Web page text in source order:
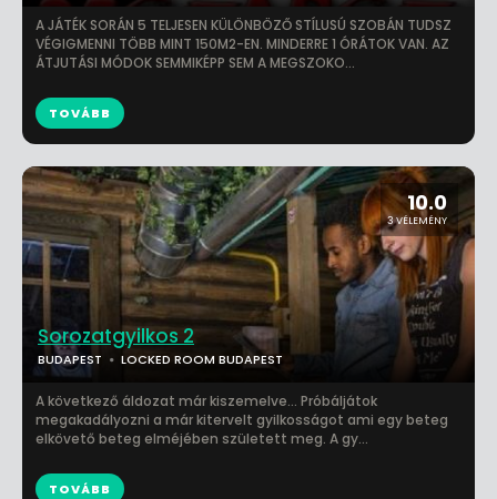
A JÁTÉK SORÁN 5 TELJESEN KÜLÖNBÖZŐ STÍLUSÚ SZOBÁN TUDSZ
VÉGIGMENNI TÖBB MINT 150M2-EN. MINDERRE 1 ÓRÁTOK VAN. AZ
ÁTJUTÁSI MÓDOK SEMMIKÉPP SEM A MEGSZOKO...
TOVÁBB
10.0
3 VÉLEMÉNY
Sorozatgyilkos 2
BUDAPEST LOCKED ROOM BUDAPEST
A következő áldozat már kiszemelve... Próbáljátok
megakadályozni a már kitervelt gyilkosságot ami egy beteg
elkövető beteg elméjében született meg. A gy...
TOVÁBB